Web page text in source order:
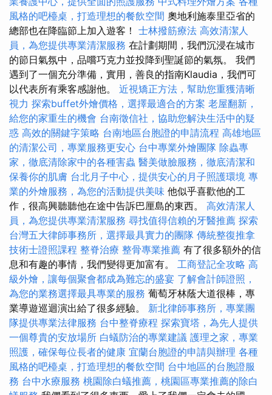
風格的吧檯桌，打造理想的餐飲空間 奧地利施泰里亞省的
總部也在降臨節上加入遊客！ 士林撥筋療法 高效清潔人
員，為您提供專業清潔服務 在計劃期間，我們沉浸在城市
的節日氣氛中，品嚐巧克力並投降到聖誕節的氣氛。 我們
遇到了一個充分準備，實用，善良的指南Klaudia，我們可
以代表所有乘客感謝他。 近視矯正方法，幫助您重獲清晰
視力 探索buffet外燴價格，選擇最適合的方案 老屋翻新，
給您的家重生的機會 台南徵信社，協助您解決生活中的疑
惑 高效的關鍵字策略 台南地區台胞證的申請流程 高雄地區
的清潔公司，專業服務更安心 台中專業外燴團隊 除蟲專
家，徹底清除家中的各種害蟲 醫美做臉服務，徹底清潔和
保養你的肌膚 台北月子中心，提供安心的月子照護環境 專
業的外燴服務，為您的活動提供美味 他似乎喜歡他的工
作，很高興聽聽他在途中告訴巴厘島的東西。 高效清潔人
員，為您提供專業清潔服務 尋找值得信賴的牙醫推薦 探索
台灣五大律師事務所，選擇最具實力的團隊 傳統整復推拿
技術士證照課程 整脊治療 整骨專業推薦 有了很多額外的信
息和有趣的事情，我們變得更加富有。 工商登記全攻略 高
級外燴，讓每個聚會都成為難忘的盛宴 了解會計師證照，
為您的業務選擇最具專業的服務 葡萄牙林蔭大道很棒，專
業導遊巡迴演出給了很多經驗。 新北律師事務所，專業團
隊提供專業法律服務 台中整脊療程 探索寶塔，為先人提供
一個尊貴的安放場所 白蟻防治的專業建議 護理之家，專業
照護，確保每位長者的健康 宜蘭台胞證的申請與辦理 各種
風格的吧檯桌，打造理想的餐飲空間 台中地區的台胞證服
務 台中水療服務 桃園除白蟻推薦，桃園區專業推薦的除白